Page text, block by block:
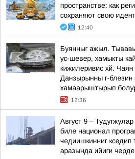
пространстве: как
сохраняют свою
12:40
Буянныг ажыл.
ус-шевер, хамыкты
кижилеривис хй.
Данзырынны г-блезин
хамаарыштырып
12:36
Август 9 –
биле национал
чедиишкинниг кседип
аразында ийиги черде